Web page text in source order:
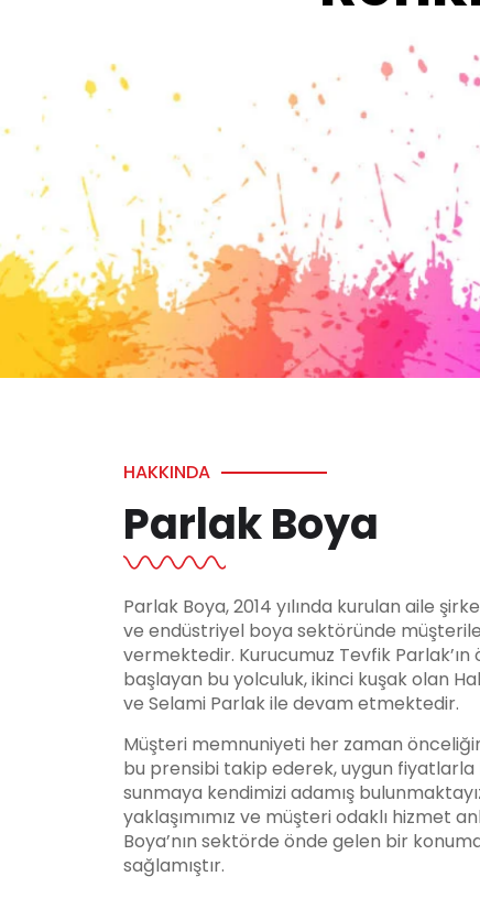
HAKKINDA
Parlak Boya
Parlak Boya, 2014 yılında kurulan aile
ve endüstriyel boya sektöründe
vermektedir. Kurucumuz Tevfik Parlak’ın
başlayan bu yolculuk, ikinci kuşak olan
ve Selami Parlak ile devam etmektedir.
Müşteri memnuniyeti her zaman
bu prensibi takip ederek, uygun
sunmaya kendimizi adamış
yaklaşımımız ve müşteri odaklı hizmet
Boya’nın sektörde önde gelen bir
sağlamıştır.